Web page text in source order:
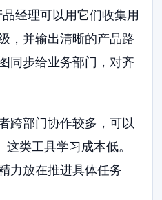
经理可以用它们收集用
，并输出清晰的产品路
同步给业务部门，对齐
跨部门协作较多，可以
类工具学习成本低。
力放在推进具体任务